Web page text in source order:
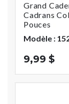
Grand
Cadrans
Pouces
Modèle :
9,99 $